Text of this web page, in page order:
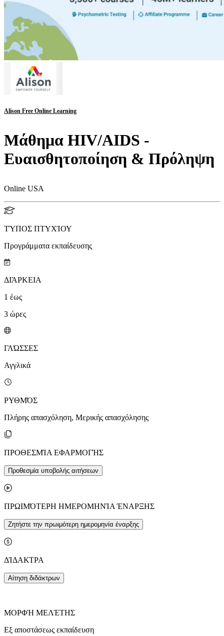
Alison Free Online Learning
Μάθημα HIV/AIDS -
Ευαισθητοποίηση & Πρόληψη
Online USA
ΤΎΠΟΣ ΠΤΥΧΊΟΥ
Προγράμματα εκπαίδευσης
ΔΙΆΡΚΕΙΑ
1 έως
3 ώρες
ΓΛΏΣΣΕΣ
Αγγλικά
ΡΥΘΜΌΣ
Πλήρης απασχόληση, Μερικής απασχόλησης
ΠΡΟΘΕΣΜΊΑ ΕΦΑΡΜΟΓΉΣ
Προθεσμία υποβολής αιτήσεων
ΠΡΩΙΜΌΤΕΡΗ ΗΜΕΡΟΜΗΝΊΑ ΈΝΑΡΞΗΣ
Ζητήστε την πρωιμότερη ημερομηνία έναρξης
ΔΊΔΑΚΤΡΑ
Αίτηση διδάκτρων
ΜΟΡΦΉ ΜΕΛΈΤΗΣ
Εξ αποστάσεως εκπαίδευση